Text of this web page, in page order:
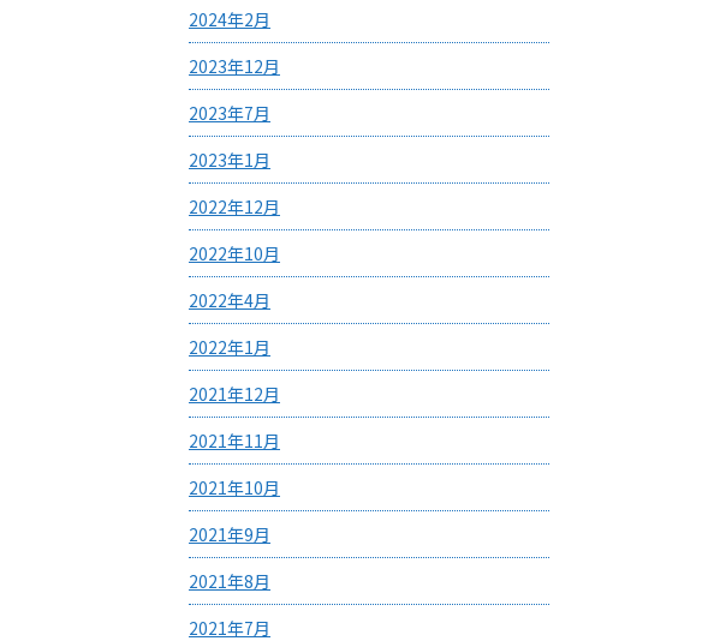
2024年2月
2023年12月
2023年7月
2023年1月
2022年12月
2022年10月
2022年4月
2022年1月
2021年12月
2021年11月
2021年10月
2021年9月
2021年8月
2021年7月